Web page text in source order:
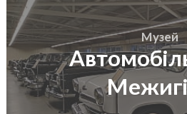
Музей